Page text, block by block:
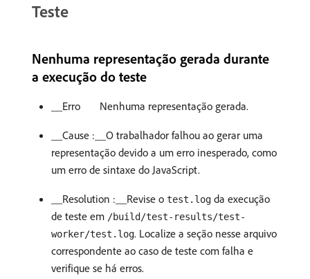
Teste
Nenhuma representação gerada durante
a execução do teste
__Erro Nenhuma representação gerada.
__Cause :__O trabalhador falhou ao gerar uma
representação devido a um erro inesperado, como
um erro de sintaxe do JavaScript.
__Resolution :__Revise o test.log da execução
de teste em /build/test-results/test-
worker/test.log. Localize a seção nesse arquivo
correspondente ao caso de teste com falha e
verifique se há erros.